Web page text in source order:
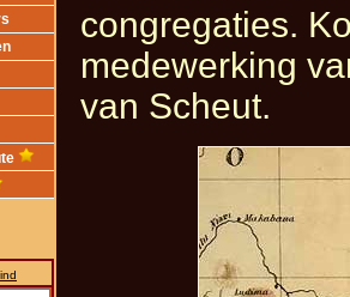
congregaties.
medewerking
van Scheut.